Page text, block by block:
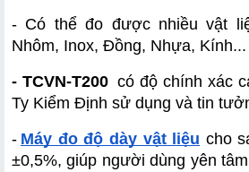
- Có thể đo được nhiều vật
Nhôm, Inox, Đồng, Nhựa, Kính...
- TCVN-T200 có độ chính xác
Ty Kiểm Định sử dụng và tin
- Máy đo độ dày vật liệu cho
±0,5%, giúp người dùng yên